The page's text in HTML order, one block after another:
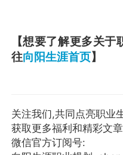
【想要了解更多关
往向阳生涯首页】
关注我们,共同点亮职业
获取更多福利和精彩文章
微信官方订阅号: